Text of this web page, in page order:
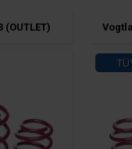
(OUTLET)